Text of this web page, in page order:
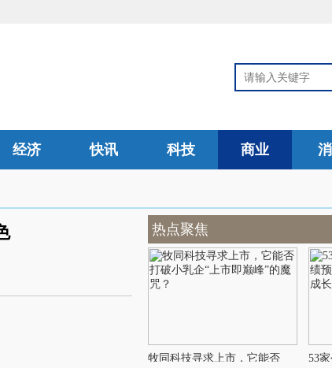
经济 快讯 科技 商业
热点聚焦
牧同科技寻求上市，它能否 53